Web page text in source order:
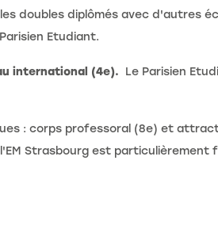
doubles diplômés avec d'autres
Etudiant.
international (4e). Le Parisien
: corps professoral (8e) et
Strasbourg est